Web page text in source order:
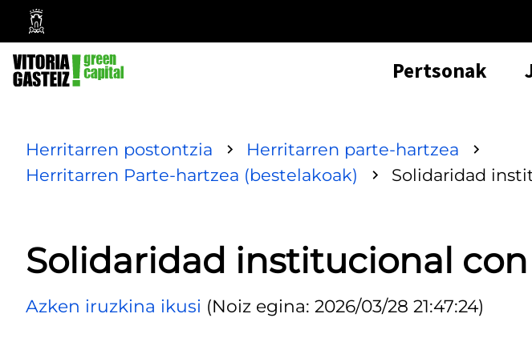
Vitoria-
Gasteizko
Udala
Pertsonak
Herritarren postontzia
Herritarren parte-hartzea
Herritarren Parte-hartzea (bestelakoak)
Solidaridad
Solidaridad institucional
Azken iruzkina ikusi (Noiz egina: 2026/03/28 21:47:24)